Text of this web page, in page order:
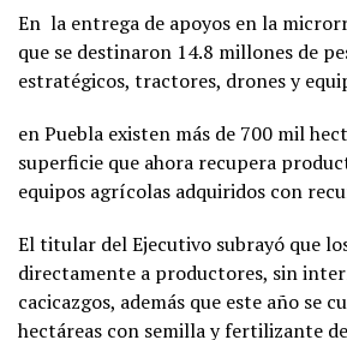
En la entrega de apoyos en la
que se destinaron 14.8 millones de
estratégicos, tractores, drones y
en Puebla existen más de 700 mil
superficie que ahora recupera
equipos agrícolas adquiridos con
El titular del Ejecutivo subrayó que
directamente a productores, sin
cacicazgos, además que este año se
hectáreas con semilla y fertilizante